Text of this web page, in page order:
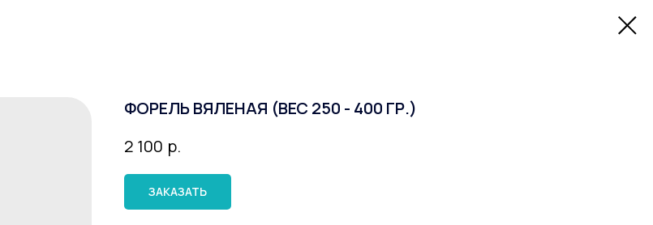
ФОРЕЛЬ ВЯЛЕНАЯ (ВЕС 250 - 400 ГР.)
2 100 р.
ЗАКАЗАТЬ